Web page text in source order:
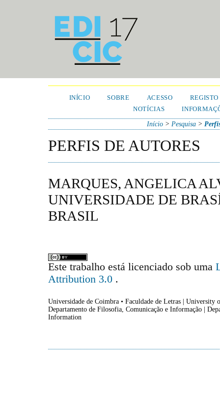
INÍCIO SOBRE ACESSO
REGISTO
NOTÍCIAS
Início >Pesquisa >
PERFIS DE AUTORES
MARQUES, ANGELICA
UNIVERSIDADE DE
BRASIL
Este trabalho está licenciado sob uma
Attribution 3.0 .
Universidade de Coimbra • Faculdade de Letras |
Departamento de Filosofia, Comunicação e Informação |
Information